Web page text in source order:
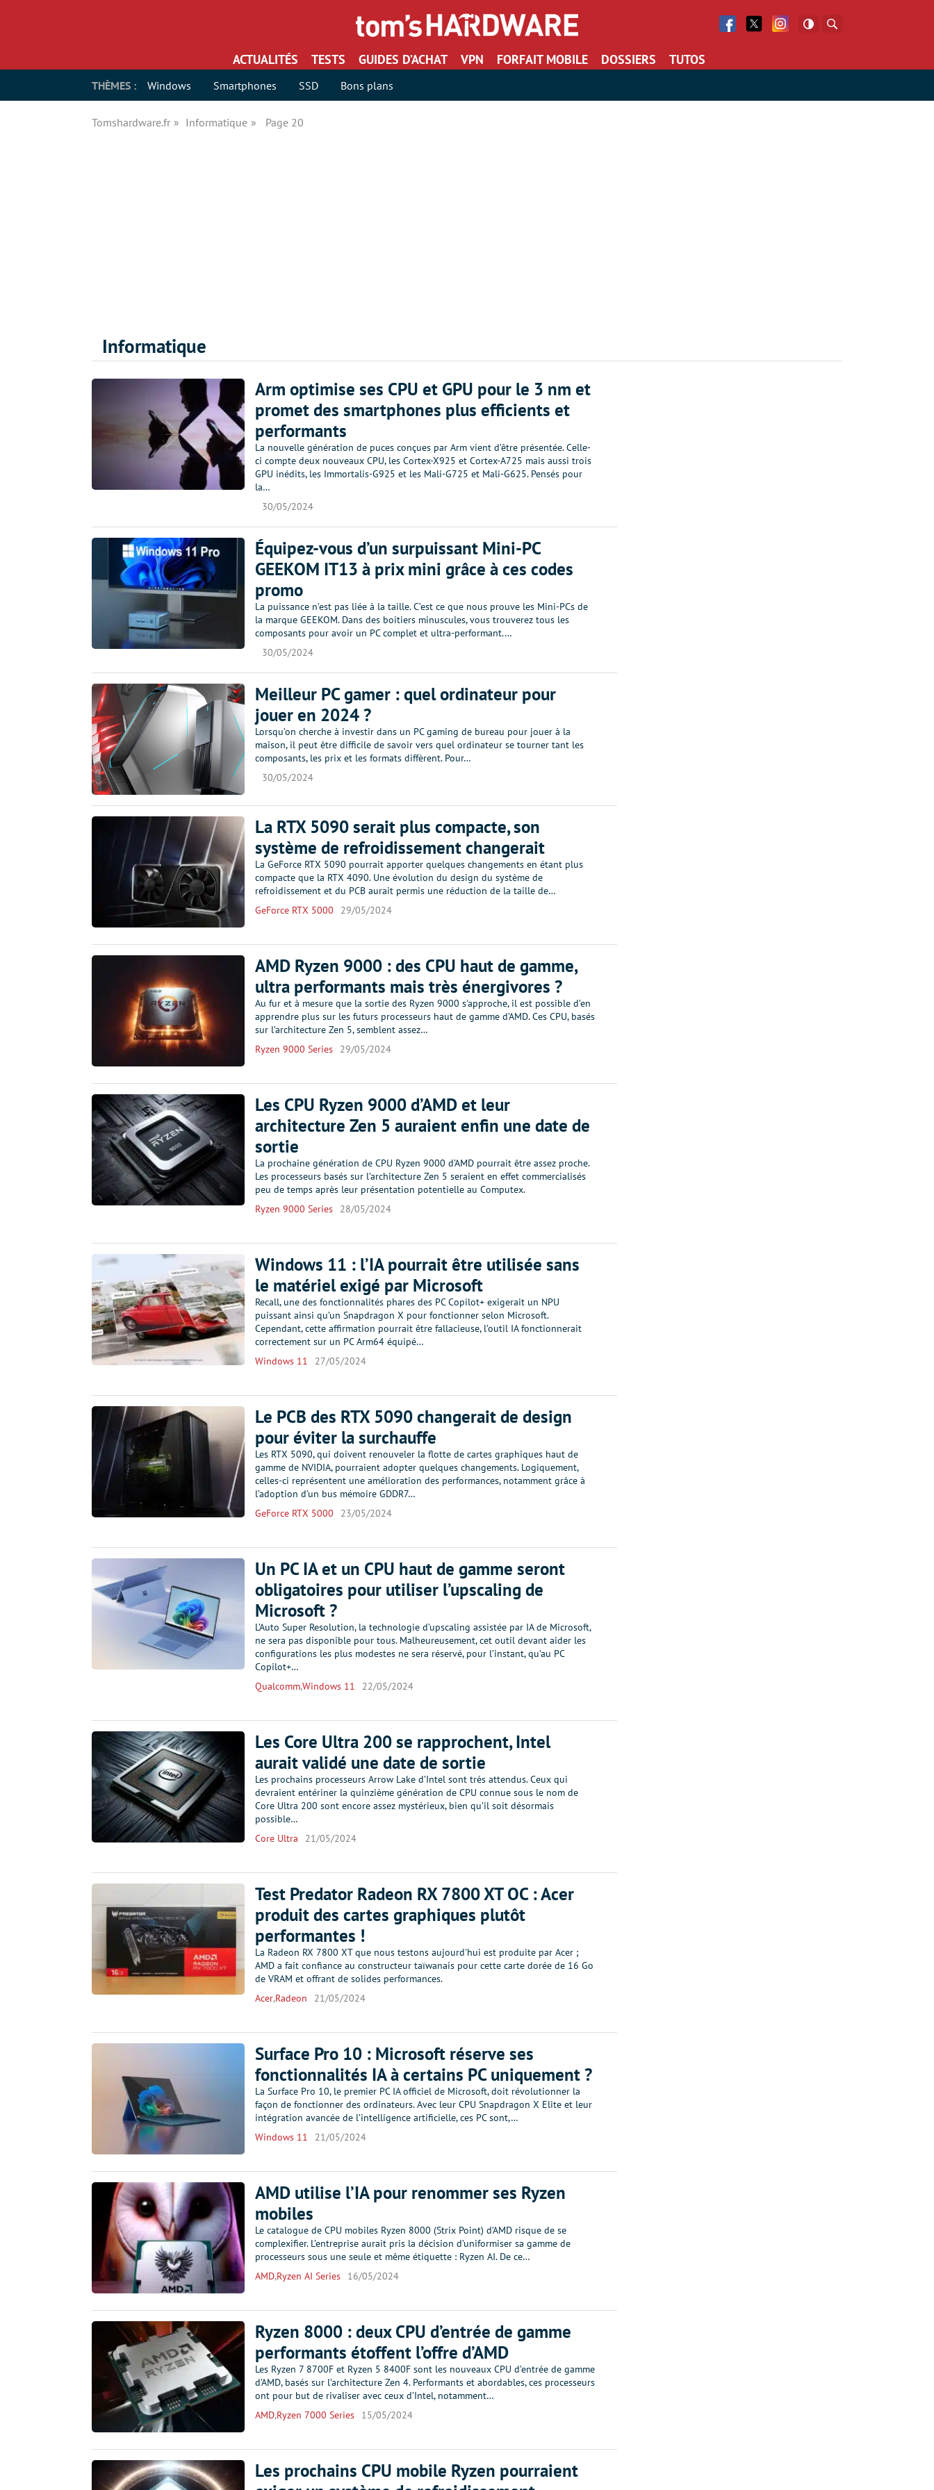
Facebook
Twitter Facebook
ACTUALITÉS TESTS GUIDES D’ACHAT VPN FORFAIT MOBILE DOSSIERS TUTOS
THÈMES : Windows Smartphones SSD Bons plans
Tomshardware.fr Informatique Page 20
Informatique
Arm optimise ses CPU et GPU pour le 3 nm et
promet des smartphones plus efficients et
performants
La nouvelle génération de puces conçues par Arm vient d’être présentée. Celle-
ci compte deux nouveaux CPU, les Cortex-X925 et Cortex-A725 mais aussi trois
GPU inédits, les Immortalis-G925 et les Mali-G725 et Mali-G625. Pensés pour
la…
30/05/2024
Équipez-vous d’un surpuissant Mini-PC
GEEKOM IT13 à prix mini grâce à ces codes
promo
La puissance n’est pas liée à la taille. C’est ce que nous prouve les Mini-PCs de
la marque GEEKOM. Dans des boitiers minuscules, vous trouverez tous les
composants pour avoir un PC complet et ultra-performant.…
30/05/2024
Meilleur PC gamer : quel ordinateur pour
jouer en 2024 ?
Lorsqu’on cherche à investir dans un PC gaming de bureau pour jouer à la
maison, il peut être difficile de savoir vers quel ordinateur se tourner tant les
composants, les prix et les formats diffèrent. Pour…
30/05/2024
La RTX 5090 serait plus compacte, son
système de refroidissement changerait
La GeForce RTX 5090 pourrait apporter quelques changements en étant plus
compacte que la RTX 4090. Une évolution du design du système de
refroidissement et du PCB aurait permis une réduction de la taille de…
GeForce RTX 5000
29/05/2024
AMD Ryzen 9000 : des CPU haut de gamme,
ultra performants mais très énergivores ?
Au fur et à mesure que la sortie des Ryzen 9000 s'approche, il est possible d’en
apprendre plus sur les futurs processeurs haut de gamme d’AMD. Ces CPU, basés
sur l’architecture Zen 5, semblent assez…
Ryzen 9000 Series
29/05/2024
Les CPU Ryzen 9000 d’AMD et leur
architecture Zen 5 auraient enfin une date de
sortie
La prochaine génération de CPU Ryzen 9000 d’AMD pourrait être assez proche.
Les processeurs basés sur l’architecture Zen 5 seraient en effet commercialisés
peu de temps après leur présentation potentielle au Computex.
Ryzen 9000 Series
28/05/2024
Windows 11 : l’IA pourrait être utilisée sans
le matériel exigé par Microsoft
Recall, une des fonctionnalités phares des PC Copilot+ exigerait un NPU
puissant ainsi qu’un Snapdragon X pour fonctionner selon Microsoft.
Cependant, cette affirmation pourrait être fallacieuse, l’outil IA fonctionnerait
correctement sur un PC Arm64 équipé…
Windows 11
27/05/2024
Le PCB des RTX 5090 changerait de design
pour éviter la surchauffe
Les RTX 5090, qui doivent renouveler la flotte de cartes graphiques haut de
gamme de NVIDIA, pourraient adopter quelques changements. Logiquement,
celles-ci représentent une amélioration des performances, notamment grâce à
l’adoption d’un bus mémoire GDDR7…
GeForce RTX 5000
23/05/2024
Un PC IA et un CPU haut de gamme seront
obligatoires pour utiliser l’upscaling de
Microsoft ?
L’Auto Super Resolution, la technologie d’upscaling assistée par IA de Microsoft,
ne sera pas disponible pour tous. Malheureusement, cet outil devant aider les
configurations les plus modestes ne sera réservé, pour l’instant, qu’au PC
Copilot+…
Qualcomm,Windows 11 22/05/2024
Les Core Ultra 200 se rapprochent, Intel
aurait validé une date de sortie
Les prochains processeurs Arrow Lake d’Intel sont très attendus. Ceux qui
devraient entériner la quinzième génération de CPU connue sous le nom de
Core Ultra 200 sont encore assez mystérieux, bien qu’il soit désormais
possible…
Core Ultra
21/05/2024
Test Predator Radeon RX 7800 XT OC : Acer
produit des cartes graphiques plutôt
performantes !
La Radeon RX 7800 XT que nous testons aujourd'hui est produite par Acer ;
AMD a fait confiance au constructeur taïwanais pour cette carte dorée de 16 Go
de VRAM et offrant de solides performances.
Acer,Radeon 21/05/2024
Surface Pro 10 : Microsoft réserve ses
fonctionnalités IA à certains PC uniquement ?
La Surface Pro 10, le premier PC IA officiel de Microsoft, doit révolutionner la
façon de fonctionner des ordinateurs. Avec leur CPU Snapdragon X Elite et leur
intégration avancée de l’intelligence artificielle, ces PC sont,…
Windows 11
21/05/2024
AMD utilise l’IA pour renommer ses Ryzen
mobiles
Le catalogue de CPU mobiles Ryzen 8000 (Strix Point) d’AMD risque de se
complexifier. L’entreprise aurait pris la décision d’uniformiser sa gamme de
processeurs sous une seule et même étiquette : Ryzen AI. De ce…
AMD,Ryzen AI Series 16/05/2024
Ryzen 8000 : deux CPU d’entrée de gamme
performants étoffent l’offre d’AMD
Les Ryzen 7 8700F et Ryzen 5 8400F sont les nouveaux CPU d’entrée de gamme
d’AMD, basés sur l’architecture Zen 4. Performants et abordables, ces processeurs
ont pour but de rivaliser avec ceux d’Intel, notamment…
AMD,Ryzen 7000 Series 15/05/2024
Les prochains CPU mobile Ryzen pourraient